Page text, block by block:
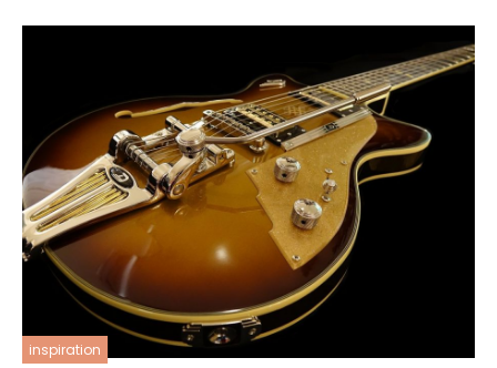
inspiration